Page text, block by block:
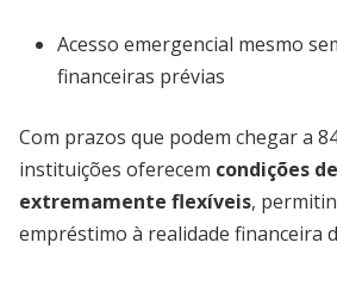
Acesso emergencial mesmo
financeiras prévias
Com prazos que podem chegar a
instituições oferecem condições
extremamente flexíveis,
empréstimo à realidade financeira